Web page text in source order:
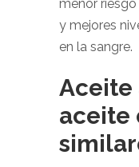
menor
y mejores
en la sangre.
Aceite
aceite